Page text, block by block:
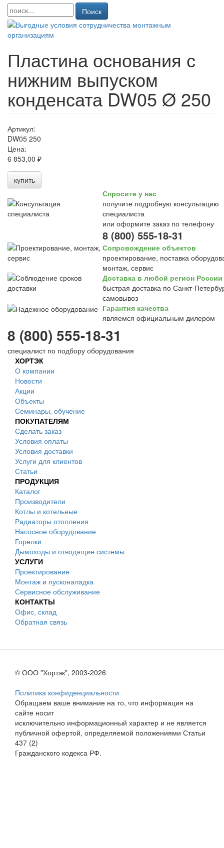
Поиск
Пластина основания с
нижним выпуском
конденсата DW05 Ø 250
Артикул:
DW05 250
Цена:
6 853,00 ₽
купить
Спросите у нас
получите подробную консультацию
специалиста
или оформите заказ по телефону
8 (800) 555-18-31
Сопровождение объектов
проектирование, поставка
монтаж, сервис
Доставка в любой регион России
быстрая доставка по Санкт-
самовывоз
Гарантия качества
являемся официальным дилером
8 (800) 555-18-31
специалист по подбору оборудования
ХОРТЭК
О компании
Новости
Акции
Объекты
Семинары, обучение
ПОКУПАТЕЛЯМ
Сделать заказ
Условия оплаты
Условия доставки
Услуги для клиентов
Статьи
ПРОДУКЦИЯ
Каталог
Производители
Котлы и котельные
Радиаторы отопления
Насосное оборудование
Горелки
Дымоходы и отводящие системы
УСЛУГИ
Проектирование
Монтаж и пусконаладка
Сервисное обслуживание
КОНТАКТЫ
Офис, склад
Обратная связь
© ООО "Хортэк", 2003-2026
Политика конфиденциальности
Обращаем ваше внимание на то, что информация на
сайте носит
исключительно информационный характер и не является
публичной офертой, определяемой положениями Статьи
437 (2)
Гражданского кодекса РФ.